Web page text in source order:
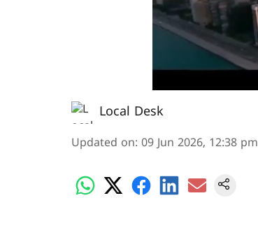
Local Desk
Updated on: 09 Jun 2026, 12:38 pm